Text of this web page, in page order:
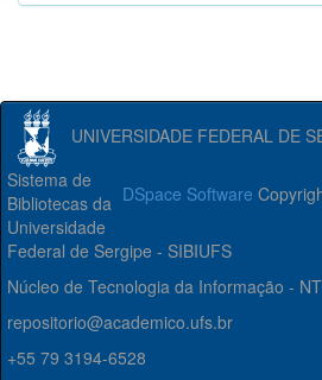
UNIVERSIDADE FEDERAL DE
DSpace Software
Sistema de
Bibliotecas da
Universidade
Federal de Sergipe - SIBIUFS
Núcleo de Tecnologia da Informação -
repositorio@academico.ufs.br
+55 79 3194-6528